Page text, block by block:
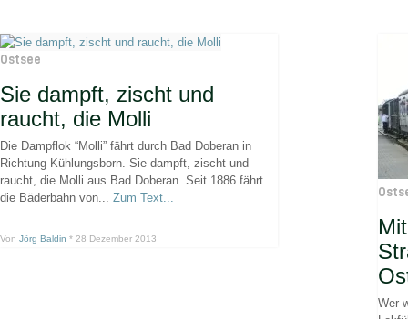
Ostsee
Sie dampft, zischt und
raucht, die Molli
Die Dampflok “Molli” fährt durch Bad Doberan in
Richtung Kühlungsborn. Sie dampft, zischt und
raucht, die Molli aus Bad Doberan. Seit 1886 fährt
die Bäderbahn von... Zum Text...
Von Jörg Baldin * 28 Dezember 2013
Wer